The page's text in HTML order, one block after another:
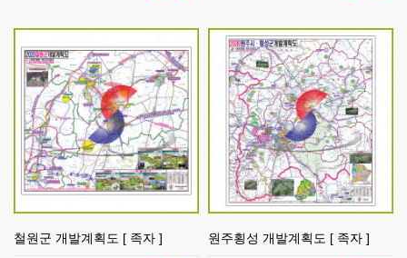
철원군 개발계획도 [ 족자 ] 원주횡성 개발계획도 [ 족자 ]